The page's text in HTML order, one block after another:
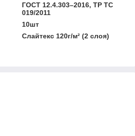
ГОСТ 12.4.303–2016, ТР ТС
019/2011
10шт
Слайтекс 120г/м² (2 слоя)